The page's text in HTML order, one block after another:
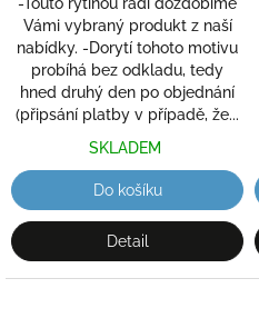
-Touto rytinou rádi dozdobíme
Vámi vybraný produkt z naší
nabídky. -Dorytí tohoto motivu
probíhá bez odkladu, tedy
hned druhý den po objednání
(připsání platby v případě, že...
SKLADEM
Do košíku
Detail